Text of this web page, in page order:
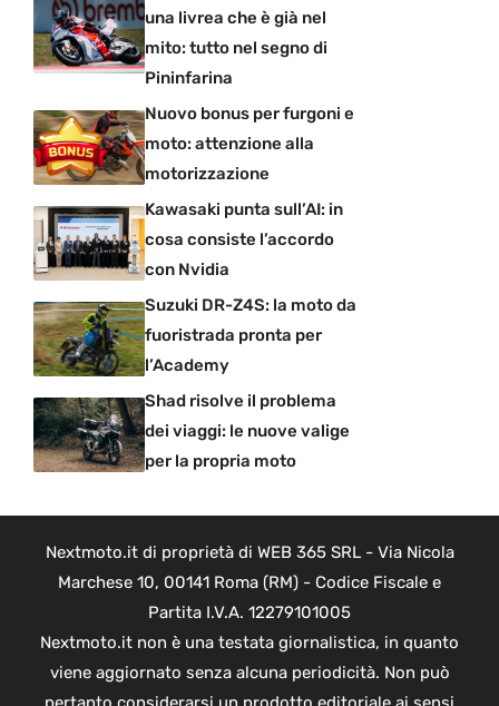
una livrea che è già nel
mito: tutto nel segno di
Pininfarina
Nuovo bonus per furgoni e
moto: attenzione alla
motorizzazione
Kawasaki punta sull’AI: in
cosa consiste l’accordo
con Nvidia
Suzuki DR-Z4S: la moto da
fuoristrada pronta per
l’Academy
Shad risolve il problema
dei viaggi: le nuove valige
per la propria moto
Nextmoto.it di proprietà di WEB 365 SRL - Via Nicola
Marchese 10, 00141 Roma (RM) - Codice Fiscale e
Partita I.V.A. 12279101005
Nextmoto.it non è una testata giornalistica, in quanto
viene aggiornato senza alcuna periodicità. Non può